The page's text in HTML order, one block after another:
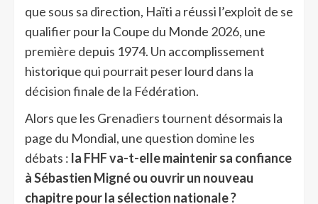
que sous sa direction, Haïti a réussi l’exploit de se
qualifier pour la Coupe du Monde 2026, une
première depuis 1974. Un accomplissement
historique qui pourrait peser lourd dans la
décision finale de la Fédération.
Alors que les Grenadiers tournent désormais la
page du Mondial, une question domine les
débats : la FHF va-t-elle maintenir sa confiance
à Sébastien Migné ou ouvrir un nouveau
chapitre pour la sélection nationale ?